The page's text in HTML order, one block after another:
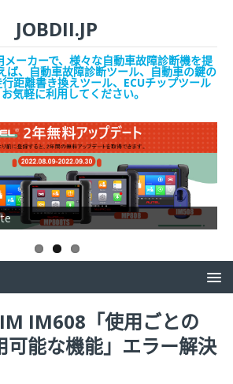
JOBDII.JP
メーカーで、様々な自動車故障診断機を提
ば、自動車故障診断ツール、自動車の鍵の
距離書き換えツール、ECUチップツール
気軽に利用してください。
IM608「使用ごとの
可能な機能」エラー解決